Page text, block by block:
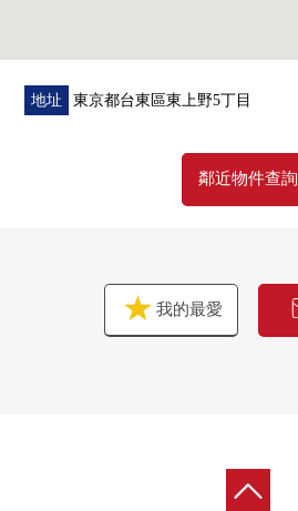
地址 東京都台東區東上野5丁目
鄰近物件查詢
我的最愛